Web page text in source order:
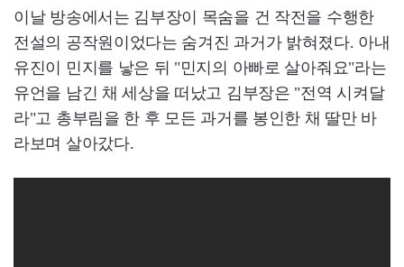
이날 방송에서는 김부장이 목숨을 건 작전을 수행한
전설의 공작원이었다는 숨겨진 과거가 밝혀졌다. 아내
유진이 민지를 낳은 뒤 "민지의 아빠로 살아줘요"라는
유언을 남긴 채 세상을 떠났고 김부장은 "전역 시켜달
라"고 총부림을 한 후 모든 과거를 봉인한 채 딸만 바
라보며 살아갔다.